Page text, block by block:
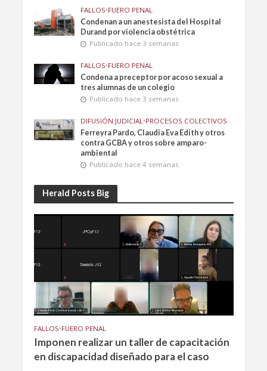
FALLOS•FUERO PENAL
Condenan a un anestesista del Hospital
Durand por violencia obstétrica
Publicado hace 3 semanas
FALLOS•FUERO PENAL
Condena a preceptor por acoso sexual a
tres alumnas de un colegio
Publicado hace 3 semanas
DIFUSIÓN JUDICIAL•PROCESOS COLECTIVOS
Ferreyra Pardo, Claudia Eva Edith y otros
contra GCBA y otros sobre amparo-
ambiental
Publicado hace 4 semanas
Herald Posts Big
FALLOS•FUERO PENAL
Imponen realizar un taller de capacitación
en discapacidad diseñado para el caso